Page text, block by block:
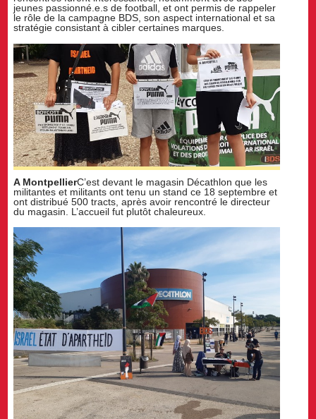
jeunes passionné.e.s de football, et ont permis de rappeler
le rôle de la campagne BDS, son aspect international et sa
stratégie consistant à cibler certaines marques.
A MontpellierC’est devant le magasin Décathlon que les
militantes et militants ont tenu un stand ce 18 septembre et
ont distribué 500 tracts, après avoir rencontré le directeur
du magasin. L’accueil fut plutôt chaleureux.